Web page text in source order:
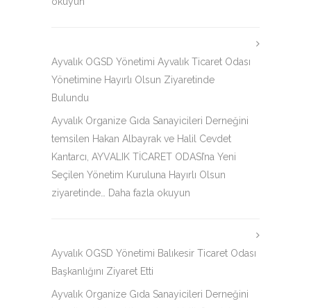
Ayvalık OGSD Yönetimi Ayvalık Ticaret Odası
Yönetimine Hayırlı Olsun Ziyaretinde
Bulundu
Ayvalık Organize Gıda Sanayicileri Derneğini
temsilen Hakan Albayrak ve Halil Cevdet
Kantarcı, AYVALIK TİCARET ODASI’na Yeni
Seçilen Yönetim Kuruluna Hayırlı Olsun
ziyaretinde…
Daha fazla okuyun
Ayvalık OGSD Yönetimi Balıkesir Ticaret Odası
Başkanlığını Ziyaret Etti
Ayvalık Organize Gıda Sanayicileri Derneğini